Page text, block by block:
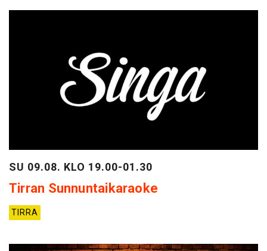
SU 09.08. KLO 19.00-01.30
Tirran Sunnuntaikaraoke
TIRRA